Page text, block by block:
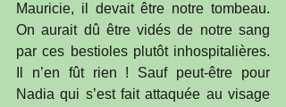
Mauricie, il devait être notre tombeau.
On aurait dû être vidés de notre sang
par ces bestioles plutôt inhospitalières.
Il n’en fût rien ! Sauf peut-être pour
Nadia qui s’est fait attaquée au visage